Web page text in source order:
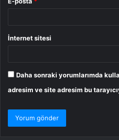
İnternet sitesi
Daha sonraki yorumlarımda
adresim ve site adresim bu